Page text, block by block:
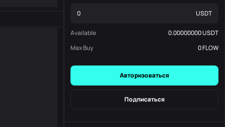
USDT
Available 0.00000000USDT
Max Buy
0FLOW
Авторизоваться
Подписаться